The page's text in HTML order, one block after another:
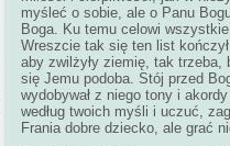
myśleć o sobie, ale o Panu
Boga. Ku temu celowi
Wreszcie tak się ten list
aby zwilżyły ziemię, tak trzeba,
się Jemu podoba. Stój przed
wydobywał z niego tony i
według twoich myśli i uczuć,
Frania dobre dziecko, ale grać